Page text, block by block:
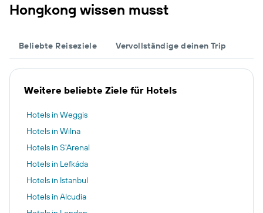
Hongkong wissen musst
Beliebte Reiseziele Vervollständige deinen Trip
Weitere beliebte Ziele für Hotels
Hotels in Weggis
Hotels in Wilna
Hotels in S'Arenal
Hotels in Lefkáda
Hotels in Istanbul
Hotels in Alcudia